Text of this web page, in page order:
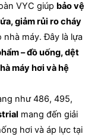
VYC giúp bảo vệ
giảm rủi ro cháy
nhà máy. Đây là lựa
– đồ uống, dệt
máy hơi và hệ
như 486, 495,
mang đến giải
hơi và áp lực tại